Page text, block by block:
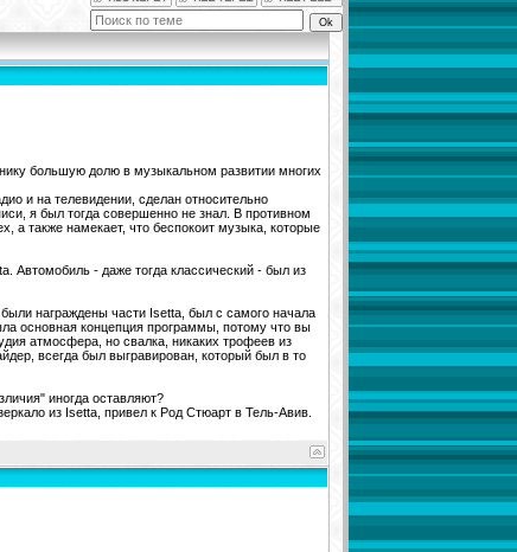
большую долю в музыкальном развитии многих
и на телевидении, сделан относительно
я был тогда совершенно не знал. В противном
а также намекает, что беспокоит музыка, которые
Автомобиль - даже тогда классический - был из
награждены части Isetta, был с самого начала
основная концепция программы, потому что вы
атмосфера, но свалка, никаких трофеев из
всегда был выгравирован, который был в то
иногда оставляют?
из Isetta, привел к Род Стюарт в Тель-Авив.